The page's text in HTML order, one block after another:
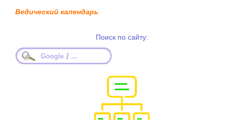
Ведический календарь
Поиск по сайту:
Google / ...